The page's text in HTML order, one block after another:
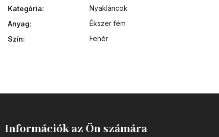
Kategória:
Nyakláncok
Anyag:
Ékszer fém
Szín: Fehér
Információk az Ön számára